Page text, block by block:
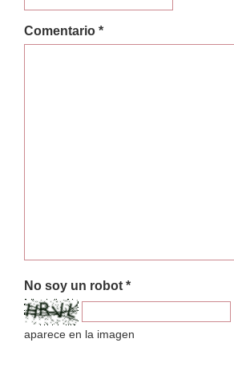
Comentario *
No soy un robot *
aparece en la imagen